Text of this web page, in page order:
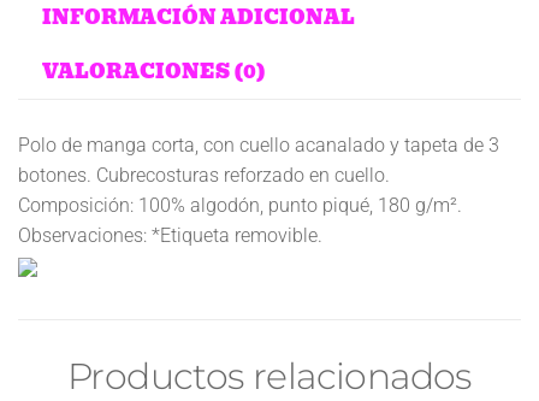
INFORMACIÓN ADICIONAL
VALORACIONES (0)
Polo de manga corta, con cuello acanalado y tapeta de 3
botones. Cubrecosturas reforzado en cuello.
Composición: 100% algodón, punto piqué, 180 g/m².
Observaciones: *Etiqueta removible.
Productos relacionados